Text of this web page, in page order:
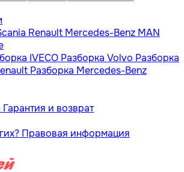
Renault Mercedes-Benz MAN
IVECO Разборка Volvo Разборка
Разборка Mercedes-Benz
Гарантия и возврат
Правовая информация